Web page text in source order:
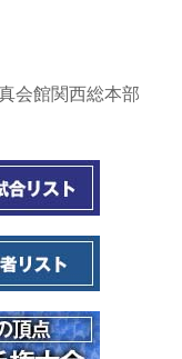
会館関西総本部